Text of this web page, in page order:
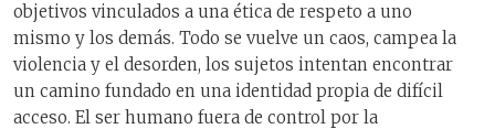
objetivos vinculados a una ética de respeto a uno
mismo y los demás. Todo se vuelve un caos, campea la
violencia y el desorden, los sujetos intentan encontrar
un camino fundado en una identidad propia de difícil
acceso. El ser humano fuera de control por la